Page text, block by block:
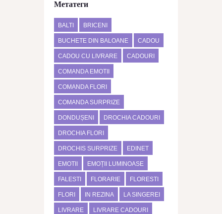
Метатеги
BALTI BRICENI
BUCHETE DIN BALOANE CADOU
CADOU CU LIVRARE CADOURI
COMANDA EMOTII
COMANDA FLORI
COMANDA SURPRIZE
DONDUȘENI DROCHIA CADOURI
DROCHIA FLORI
DROCHIS SURPRIZE EDINET
EMOTII EMOȚII LUMINOASE
FALESTI FLORARIE FLORESTI
FLORI IN REZINA LA SINGEREI
LIVRARE LIVRARE CADOURI